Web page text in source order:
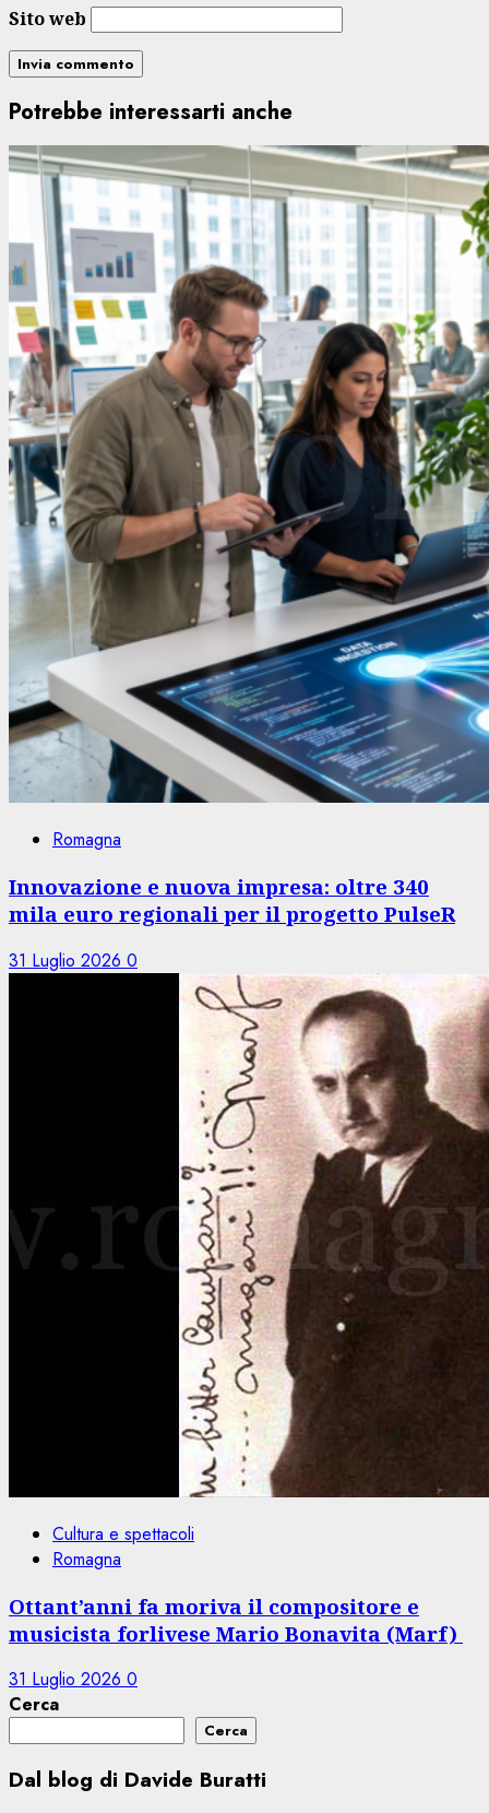
Sito web
Potrebbe interessarti anche
Romagna
Innovazione e nuova impresa: oltre 340
mila euro regionali per il progetto PulseR
31 Luglio 2026 0
Cultura e spettacoli
Romagna
Ottant’anni fa moriva il compositore e
musicista forlivese Mario Bonavita (Marf)
31 Luglio 2026 0
Cerca
Cerca
Dal blog di Davide Buratti